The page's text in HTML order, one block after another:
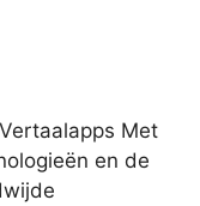
Met
en de